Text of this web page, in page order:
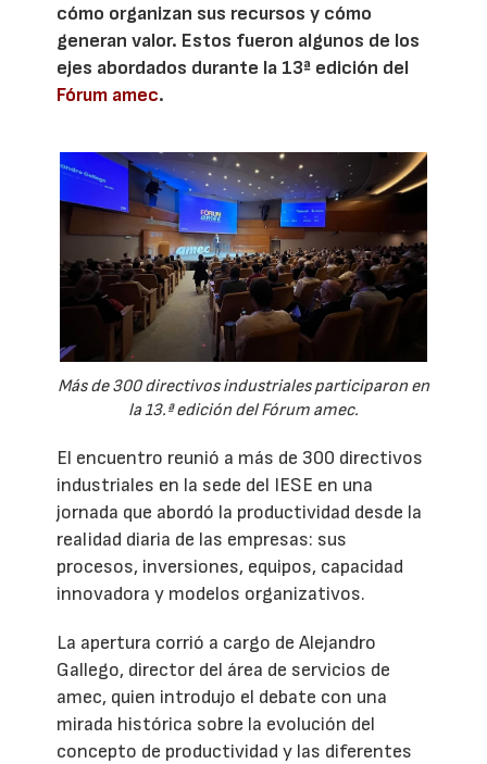
cómo organizan sus recursos y cómo
generan valor. Estos fueron algunos de los
ejes abordados durante la 13ª edición del
Fórum amec.
Más de 300 directivos industriales participaron en
la 13.ª edición del Fórum amec.
El encuentro reunió a más de 300 directivos
industriales en la sede del IESE en una
jornada que abordó la productividad desde la
realidad diaria de las empresas: sus
procesos, inversiones, equipos, capacidad
innovadora y modelos organizativos.
La apertura corrió a cargo de Alejandro
Gallego, director del área de servicios de
amec, quien introdujo el debate con una
mirada histórica sobre la evolución del
concepto de productividad y las diferentes